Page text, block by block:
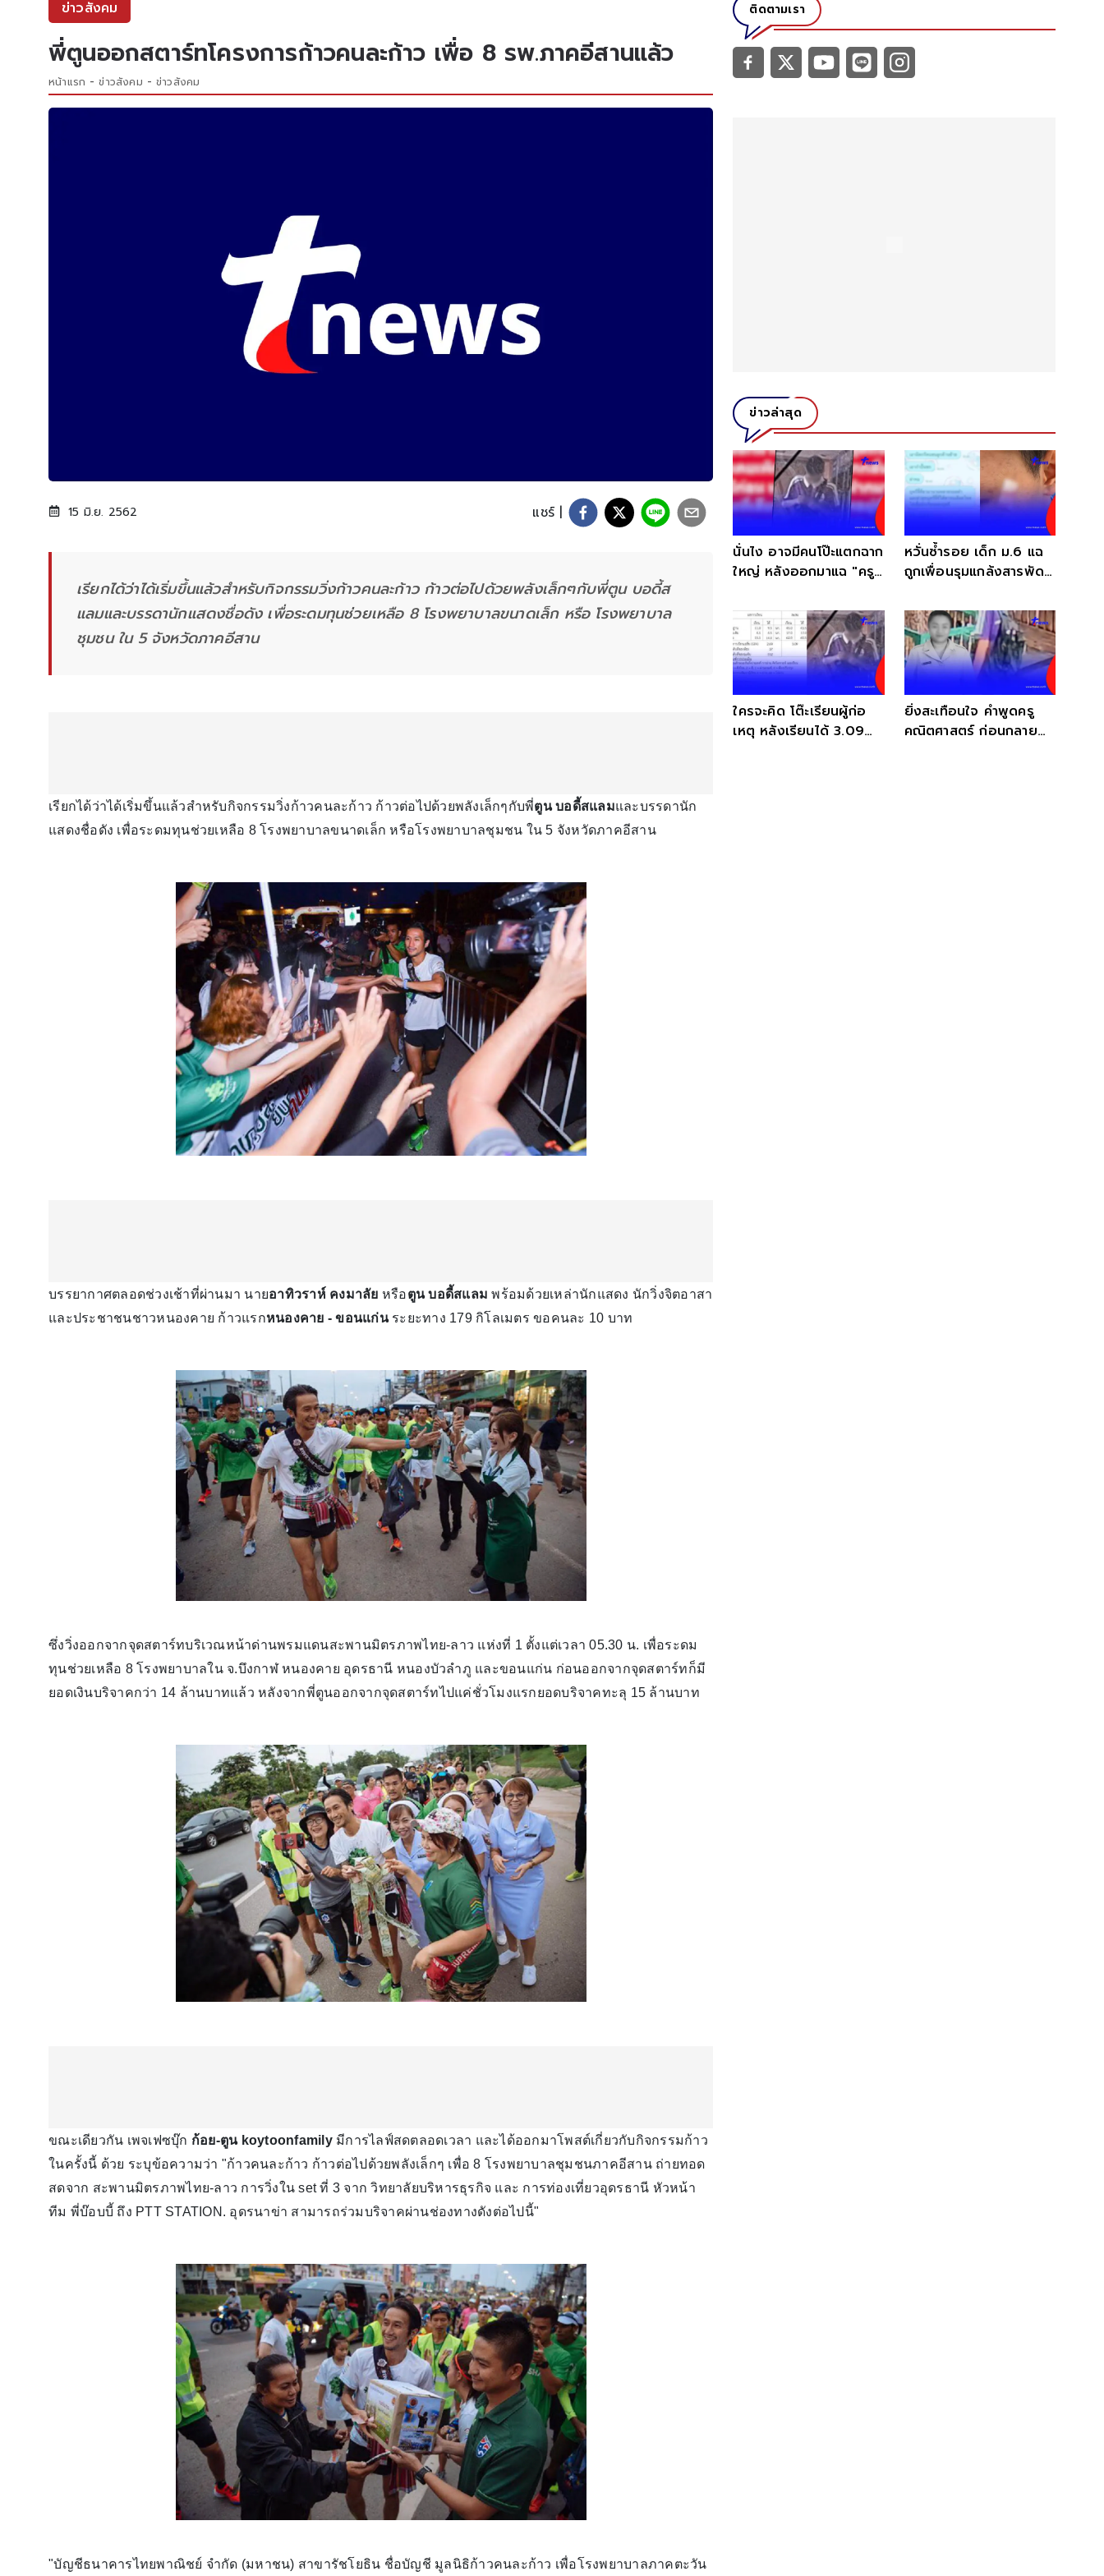
ข่าวสังคม
พี่ตูนออกสตาร์ทโครงการก้าวคนละก้าว เพื่อ 8 รพ.ภาคอีสานแล้ว
หน้าแรก ข่าวสังคม ข่าวสังคม
15 มิ.ย. 2562 แชร์ |
เรียกได้ว่าได้เริ่มขึ้นแล้วสำหรับกิจกรรมวิ่งก้าวคนละก้าว ก้าวต่อไปด้วยพลังเล็กๆกับพี่ตูน บอดี้ส
แลมและบรรดานักแสดงชื่อดัง เพื่อระดมทุนช่วยเหลือ 8 โรงพยาบาลขนาดเล็ก หรือ โรงพยาบาล
ชุมชน ใน 5 จังหวัดภาคอีสาน
เรียกได้ว่าได้เริ่มขึ้นแล้วสำหรับกิจกรรมวิ่งก้าวคนละก้าว ก้าวต่อไปด้วยพลังเล็กๆกับพี่ตูน บอดี้สแลมและบรรดานัก
แสดงชื่อดัง เพื่อระดมทุนช่วยเหลือ 8 โรงพยาบาลขนาดเล็ก หรือโรงพยาบาลชุมชน ใน 5 จังหวัดภาคอีสาน
บรรยากาศตลอดช่วงเช้าที่ผ่านมา นายอาทิวราห์ คงมาลัย หรือตูน บอดี้สแลม พร้อมด้วยเหล่านักแสดง นักวิ่งจิตอาสา
และประชาชนชาวหนองคาย ก้าวแรกหนองคาย - ขอนแก่นระยะทาง 179 กิโลเมตร ขอคนละ 10 บาท
ซึ่งวิ่งออกจากจุดสตาร์ทบริเวณหน้าด่านพรมแดนสะพานมิตรภาพไทย-ลาว แห่งที่ 1 ตั้งแต่เวลา 05.30 น. เพื่อระดม
ทุนช่วยเหลือ 8 โรงพยาบาลใน จ.บึงกาฬ หนองคาย อุดรธานี หนองบัวลำภู และขอนแก่น ก่อนออกจากจุดสตาร์ทก็มี
ยอดเงินบริจาคกว่า 14 ล้านบาทแล้ว หลังจากพี่ตูนออกจากจุดสตาร์ทไปแค่ชั่วโมงแรกยอดบริจาคทะลุ 15 ล้านบาท
ขณะเดียวกัน เพจเฟซบุ๊ก ก้อย-ตูน koytoonfamily มีการไลฟ์สดตลอดเวลา และได้ออกมาโพสต์เกี่ยวกับกิจกรรมก้าว
ในครั้งนี้ ด้วย ระบุข้อความว่า "ก้าวคนละก้าว ก้าวต่อไปด้วยพลังเล็กๆ เพื่อ 8 โรงพยาบาลชุมชนภาคอีสาน ถ่ายทอด
สดจาก สะพานมิตรภาพไทย-ลาว การวิ่งใน set ที่ 3 จาก วิทยาลัยบริหารธุรกิจ และ การท่องเที่ยวอุดรธานี หัวหน้า
ทีม พี่บ๊อบบี้ ถึง PTT STATION. อุดรนาข่า สามารถร่วมบริจาคผ่านช่องทางดังต่อไปนี้"
"บัญชีธนาคารไทยพาณิชย์ จำกัด (มหาชน) สาขารัชโยธิน ชื่อบัญชี มูลนิธิก้าวคนละก้าว เพื่อโรงพยาบาลภาคตะวัน
ติดตามเรา
ข่าวล่าสุด
นั่นไง อาจมีคนโป๊ะแตกฉาก
ใหญ่ หลังออกมาแฉ "ครู"
หวั่นซ้ำรอย เด็ก ม.6 แฉ
ถูกเพื่อนรุมแกล้งสารพัด
ใครจะคิด โต๊ะเรียนผู้ก่อ
เหตุ หลังเรียนได้ 3.09
ยิ่งสะเทือนใจ คำพูดครู
คณิตศาสตร์ ก่อนกลาย